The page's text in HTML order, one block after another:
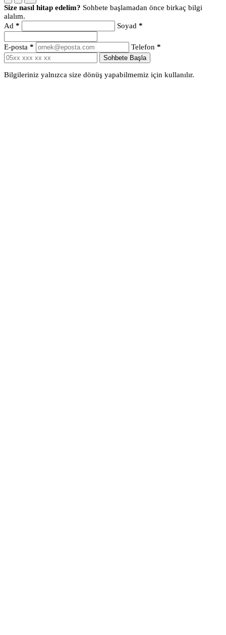
Size nasıl hitap edelim? Sohbete başlamadan önce birkaç bilgi
alalım.
Ad * Soyad *
E-posta * Telefon *
Sohbete Başla
Bilgileriniz yalnızca size dönüş yapabilmemiz için kullanılır.